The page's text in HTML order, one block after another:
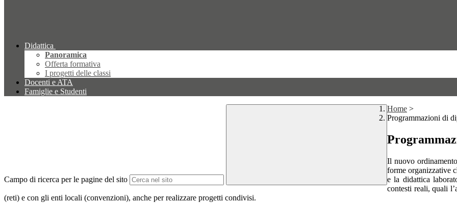
Didattica
Panoramica
Offerta formativa
I progetti delle classi
Docenti e ATA
Famiglie e Studenti
Campo di ricerca per le pagine del sito
Home >
Programmazioni di
Il nuovo
forme organizzative
e la didattica
contesti reali, quali
(reti) e con gli enti locali (convenzioni), anche per realizzare progetti condivisi.